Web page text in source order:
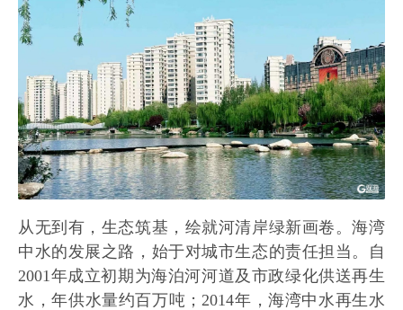
从无到有，生态筑基，绘就河清岸绿新画卷。海湾
中水的发展之路，始于对城市生态的责任担当。自
2001年成立初期为海泊河河道及市政绿化供送再生
水，年供水量约百万吨；2014年，海湾中水再生水